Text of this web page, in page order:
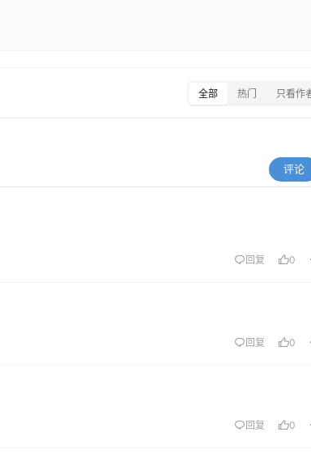
全部 热门 只看作
评论
回复 0
回复 0
回复 0